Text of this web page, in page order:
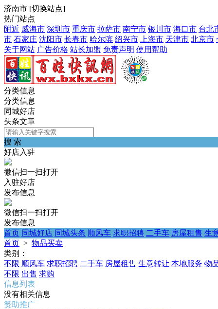
济南市 [切换站点]
热门站点
附近 威海市 深圳市 重庆市 拉萨市 南宁市 银川市 海口市 台北
市 石家庄 沈阳市 长春市 哈尔滨 绍兴市 上海市 天津市 北京市
关于网站 广告价格 站长加盟 免责声明 使用帮助
分类信息
分类信息
同城好店
头条文章
搜 索
好店入驻
微信扫一扫打开
入驻好店
发布信息
微信扫一扫打开
发布信息
首页 同城好店 同城头条 顺风车 求职招聘 二手车 房屋租售 生
首页 > 物品买卖
类别：
不限 顺风车 求职招聘 二手车 房屋租售 生意转让 本地服务 物
不限 出售 求购
信息列表
没有相关信息
赞助推广